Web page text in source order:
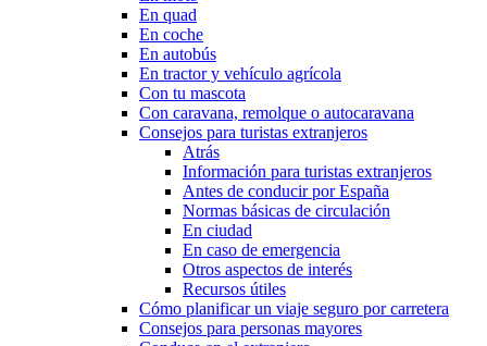
En quad
En coche
En autobús
En tractor y vehículo agrícola
Con tu mascota
Con caravana, remolque o autocaravana
Consejos para turistas extranjeros
Atrás
Información para turistas extranjeros
Antes de conducir por España
Normas básicas de circulación
En ciudad
En caso de emergencia
Otros aspectos de interés
Recursos útiles
Cómo planificar un viaje seguro por carretera
Consejos para personas mayores